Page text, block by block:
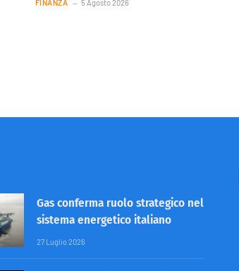
FINANZA 5 Agosto 2026
Gas conferma ruolo strategico nel
sistema energetico italiano
27 Luglio 2026